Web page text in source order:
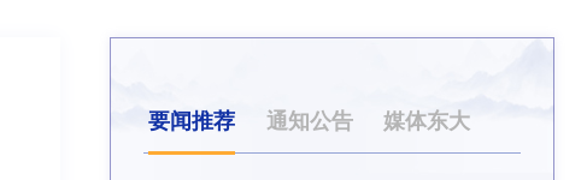
要闻推荐 通知公告 媒体东大